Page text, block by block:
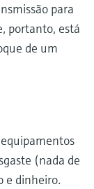
para
portanto, está
de um
(nada de
e dinheiro.